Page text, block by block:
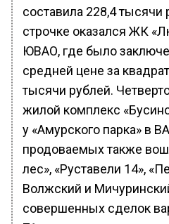
составила 228,4 тысячи
строчке оказался ЖК
ЮВАО, где было
средней цене за
тысячи рублей.
жилой комплекс
у «Амурского парка» в
продоваемых также
лес», «Руставели 14»,
Волжский и
совершенных сделок